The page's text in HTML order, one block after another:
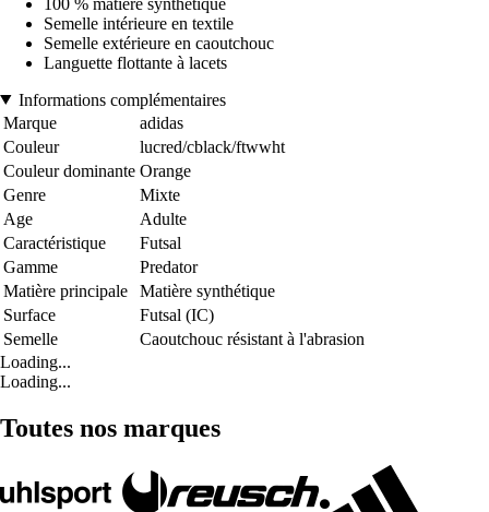
Semelle intérieure en textile
Semelle extérieure en caoutchouc
Languette flottante à lacets
Informations complémentaires
Marque
adidas
Couleur
lucred/cblack/ftwwht
Couleur dominante Orange
Genre
Mixte
Age
Adulte
Caractéristique
Futsal
Gamme
Predator
Matière principale
Matière synthétique
Surface
Futsal (IC)
Semelle
Caoutchouc résistant à l'abrasion
Loading...
Loading...
Toutes nos marques